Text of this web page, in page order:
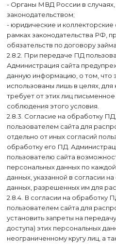
- Органы МВД России в случаях,
законодательством;
- юридические и
рамках законодательства РФ,
обязательств по договору
2.8.2. При передаче ПД
Администрация сайта
данную информацию, о том, что
использованы лишь в целях,
требует от этих лиц
соблюдения этого условия.
2.8.3. Согласие на обработку
пользователем сайта для
отдельно от иных согласий
обработку его ПД.
пользователю сайта
персональных данных по
данных, указанной в согласии
данных, разрешенных им для
2.8.4. В согласии на обработку
пользователем сайта для
установить запреты на
доступа) этих персональных
неограниченному кругу лиц, а